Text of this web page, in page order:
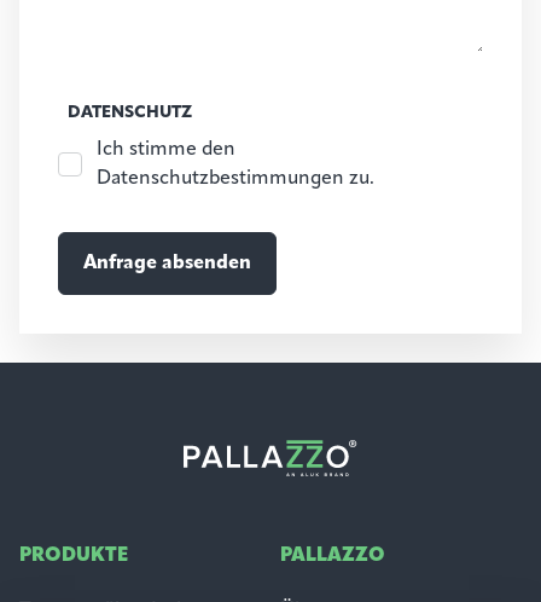
DATENSCHUTZ
Ich stimme den
Datenschutzbestimmungen zu.
PRODUKTE PALLAZZO